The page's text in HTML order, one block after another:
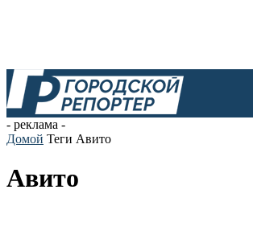
- реклама -
Домой Теги Авито
Авито